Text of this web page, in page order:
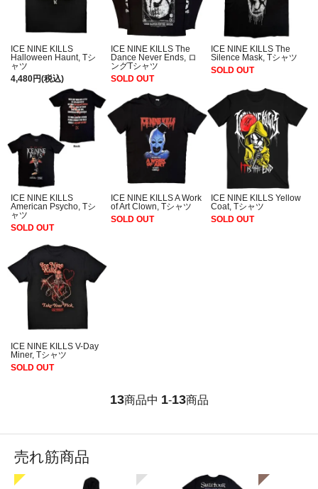
ICE NINE KILLS
Halloween Haunt, Tシ
ャツ
4,480円(税込)
ICE NINE KILLS The
Dance Never Ends, ロ
ングTシャツ
SOLD OUT
ICE NINE KILLS The
Silence Mask, Tシャツ
SOLD OUT
ICE NINE KILLS
American Psycho, Tシ
ャツ
SOLD OUT
ICE NINE KILLS A Work
of Art Clown, Tシャツ
SOLD OUT
ICE NINE KILLS Yellow
Coat, Tシャツ
SOLD OUT
ICE NINE KILLS V-Day
Miner, Tシャツ
SOLD OUT
13商品中 1-13商品
売れ筋商品